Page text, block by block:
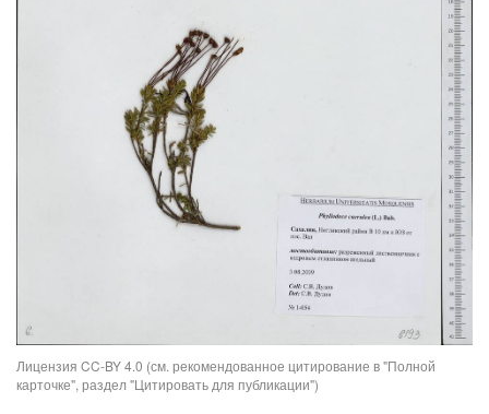
Лицензия CC-BY 4.0 (см. рекомендованное цитирование в "Полной
карточке", раздел "Цитировать для публикации")